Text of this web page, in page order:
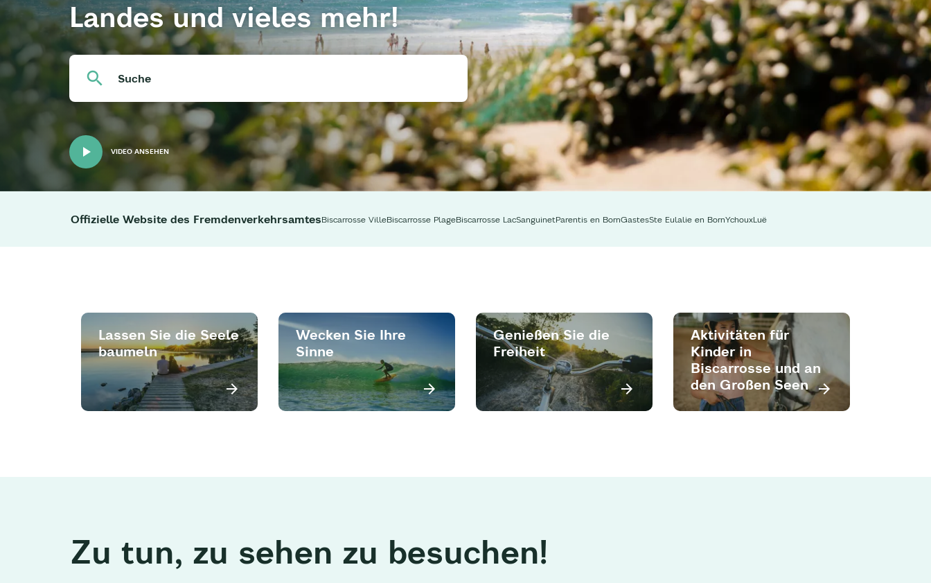
Landes und vieles mehr!
Suche
VIDEO ANSEHEN
Offizielle Website des FremdenverkehrsamtesBiscarrosse VilleBiscarrosse PlageBiscarrosse LacSanguinetParentis en BornGastesSte Eulalie en BornYchouxLuë
Lassen Sie die Seele
baumeln
Wecken Sie Ihre
Sinne
Genießen Sie die
Freiheit
Aktivitäten für
Kinder in
Biscarrosse und an
den Großen Seen
Zu tun, zu sehen zu besuchen!